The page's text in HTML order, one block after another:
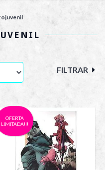
FILTRAR
OFERTA
LIMITADA!!!